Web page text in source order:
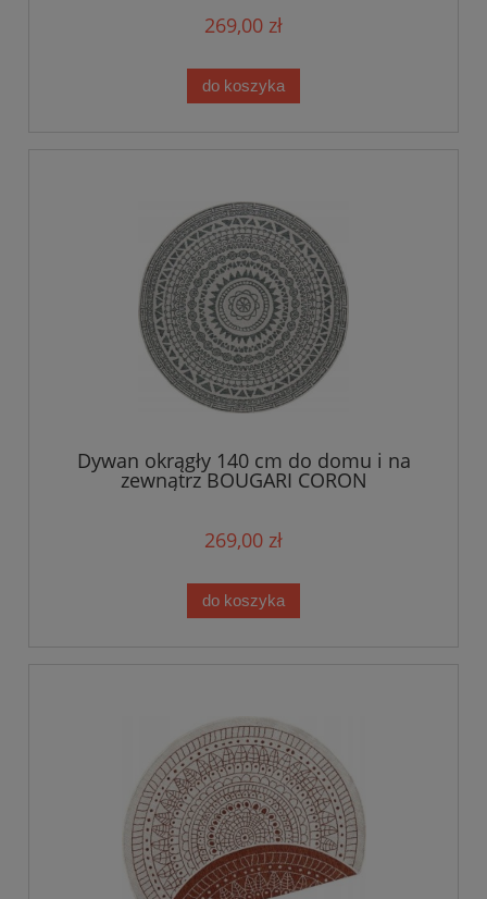
269,00 zł
do koszyka
Dywan okrągły 140 cm do domu i na
zewnątrz BOUGARI CORON
269,00 zł
do koszyka